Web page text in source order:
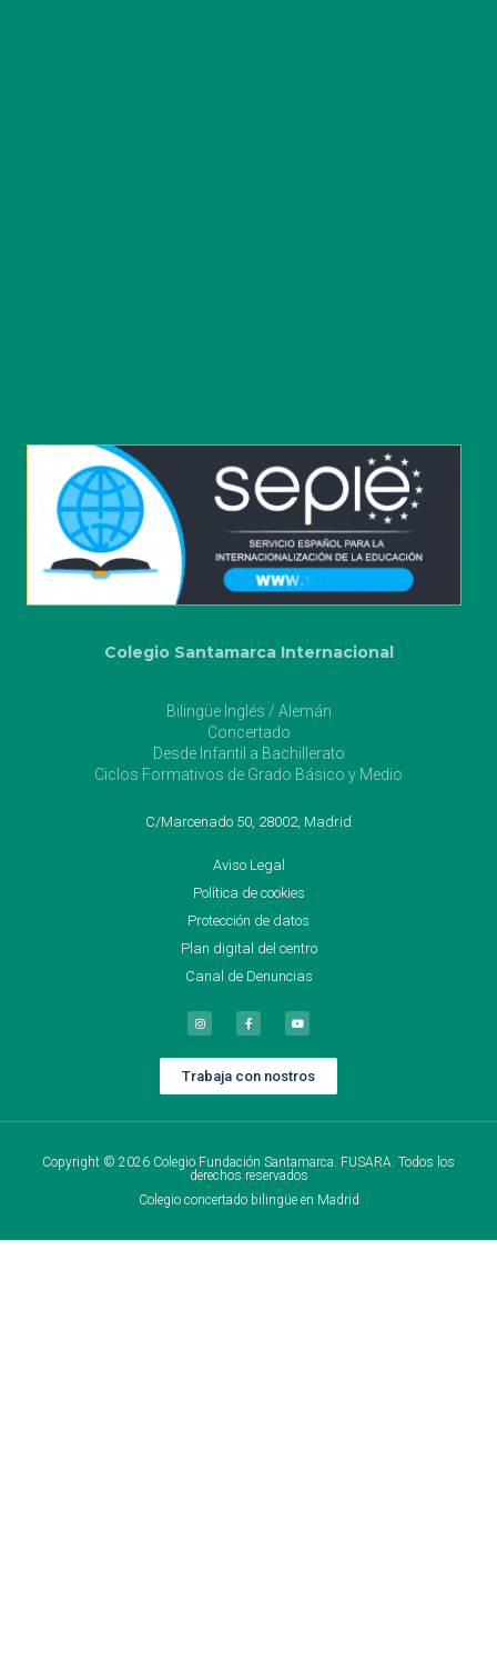
Colegio Santamarca Internacional
Bilingüe Inglés / Alemán
Concertado
Desde Infantil a Bachillerato
Ciclos Formativos de Grado Básico y Medio
C/Marcenado 50, 28002, Madrid
Aviso Legal
Política de cookies
Protección de datos
Plan digital del centro
Canal de Denuncias
Trabaja con nostros
Copyright © 2026 Colegio Fundación Santamarca. FUSARA. Todos los
derechos reservados
Colegio concertado bilingüe en Madrid